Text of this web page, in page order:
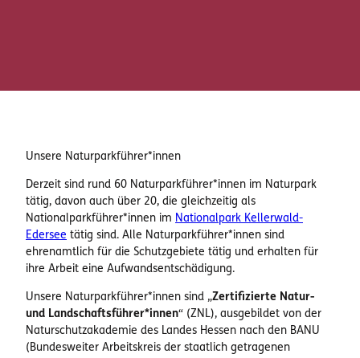
Unsere Naturparkführer*innen
Derzeit sind rund 60 Naturparkführer*innen im Naturpark
tätig, davon auch über 20, die gleichzeitig als
Nationalparkführer*innen im Nationalpark Kellerwald-
Edersee tätig sind. Alle ­Naturparkführer*innen sind
ehrenamtlich für die Schutzgebiete tätig und erhalten für
ihre Arbeit eine Aufwandsentschädigung.
Unsere Naturparkführer*innen sind „Zertifizierte Natur-
und Landschaftsführer*innen“ (ZNL), ausgebildet von der
Naturschutzakademie des Landes Hessen nach den BANU
(Bundesweiter Arbeitskreis der staatlich getragenen